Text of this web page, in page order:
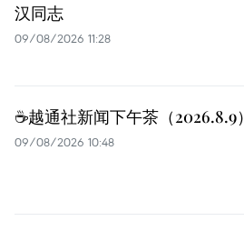
汉同志
09/08/2026 11:28
☕️越通社新闻下午茶（2026.8.9）
09/08/2026 10:48